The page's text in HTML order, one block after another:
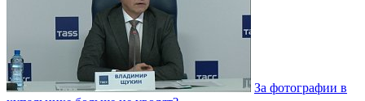
За фотографии в